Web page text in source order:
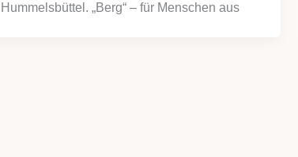
Hummelsbüttel. „Berg“ – für Menschen aus